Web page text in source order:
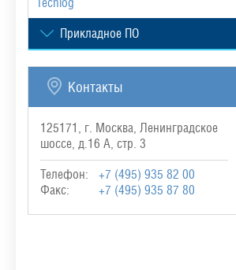
Прикладное ПО
Контакты
125171, г. Москва, Ленинградское
шоссе, д.16 А, стр. 3
Телефон:
+7 (495) 935 82 00
Факс:
+7 (495) 935 87 80